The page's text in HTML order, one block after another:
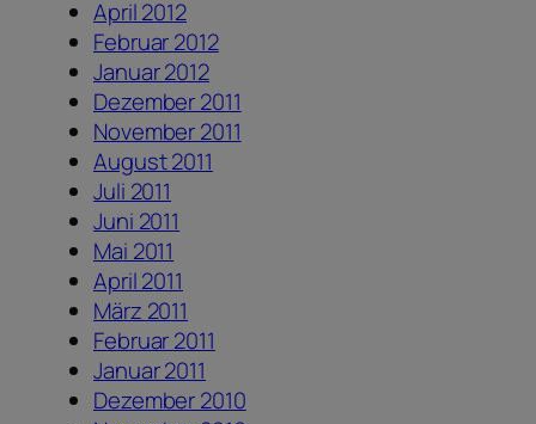
April 2012
Februar 2012
Januar 2012
Dezember 2011
November 2011
August 2011
Juli 2011
Juni 2011
Mai 2011
April 2011
März 2011
Februar 2011
Januar 2011
Dezember 2010